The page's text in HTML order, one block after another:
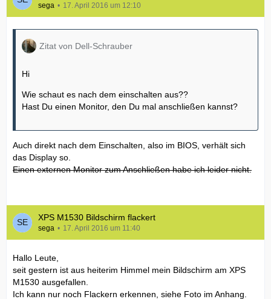
sega 17. April 2016 um 12:10
Zitat von Dell-Schrauber
Hi
Wie schaut es nach dem einschalten aus??
Hast Du einen Monitor, den Du mal anschließen kannst?
Auch direkt nach dem Einschalten, also im BIOS, verhält sich
das Display so.
Einen externen Monitor zum Anschließen habe ich leider nicht.
XPS M1530 Bildschirm flackert
sega 17. April 2016 um 11:40
Hallo Leute,
seit gestern ist aus heiterim Himmel mein Bildschirm am XPS
M1530 ausgefallen.
Ich kann nur noch Flackern erkennen, siehe Foto im Anhang.